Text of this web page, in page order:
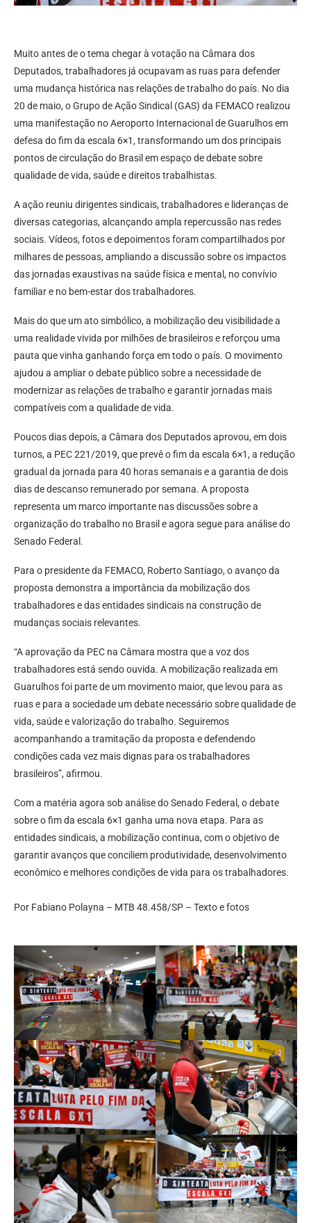
Muito antes de o tema chegar à votação na Câmara dos
Deputados, trabalhadores já ocupavam as ruas para defender
uma mudança histórica nas relações de trabalho do país. No dia
20 de maio, o Grupo de Ação Sindical (GAS) da FEMACO realizou
uma manifestação no Aeroporto Internacional de Guarulhos em
defesa do fim da escala 6×1, transformando um dos principais
pontos de circulação do Brasil em espaço de debate sobre
qualidade de vida, saúde e direitos trabalhistas.
A ação reuniu dirigentes sindicais, trabalhadores e lideranças de
diversas categorias, alcançando ampla repercussão nas redes
sociais. Vídeos, fotos e depoimentos foram compartilhados por
milhares de pessoas, ampliando a discussão sobre os impactos
das jornadas exaustivas na saúde física e mental, no convívio
familiar e no bem-estar dos trabalhadores.
Mais do que um ato simbólico, a mobilização deu visibilidade a
uma realidade vivida por milhões de brasileiros e reforçou uma
pauta que vinha ganhando força em todo o país. O movimento
ajudou a ampliar o debate público sobre a necessidade de
modernizar as relações de trabalho e garantir jornadas mais
compatíveis com a qualidade de vida.
Poucos dias depois, a Câmara dos Deputados aprovou, em dois
turnos, a PEC 221/2019, que prevê o fim da escala 6×1, a redução
gradual da jornada para 40 horas semanais e a garantia de dois
dias de descanso remunerado por semana. A proposta
representa um marco importante nas discussões sobre a
organização do trabalho no Brasil e agora segue para análise do
Senado Federal.
Para o presidente da FEMACO, Roberto Santiago, o avanço da
proposta demonstra a importância da mobilização dos
trabalhadores e das entidades sindicais na construção de
mudanças sociais relevantes.
“A aprovação da PEC na Câmara mostra que a voz dos
trabalhadores está sendo ouvida. A mobilização realizada em
Guarulhos foi parte de um movimento maior, que levou para as
ruas e para a sociedade um debate necessário sobre qualidade de
vida, saúde e valorização do trabalho. Seguiremos
acompanhando a tramitação da proposta e defendendo
condições cada vez mais dignas para os trabalhadores
brasileiros”, afirmou.
Com a matéria agora sob análise do Senado Federal, o debate
sobre o fim da escala 6×1 ganha uma nova etapa. Para as
entidades sindicais, a mobilização continua, com o objetivo de
garantir avanços que conciliem produtividade, desenvolvimento
econômico e melhores condições de vida para os trabalhadores.
Por Fabiano Polayna – MTB 48.458/SP – Texto e fotos